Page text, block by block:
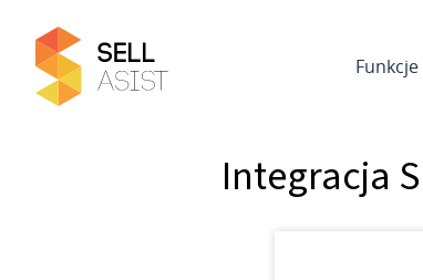
Funkcje
Integracja